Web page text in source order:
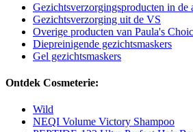
Gezichtsverzorgingsproducten in de
Gezichtsverzorging uit de VS
Overige producten van Paula's
Diepreinigende gezichtsmaskers
Gel gezichtsmaskers
Ontdek Cosmeterie:
Wild
NEQI Volume Victory Shampoo